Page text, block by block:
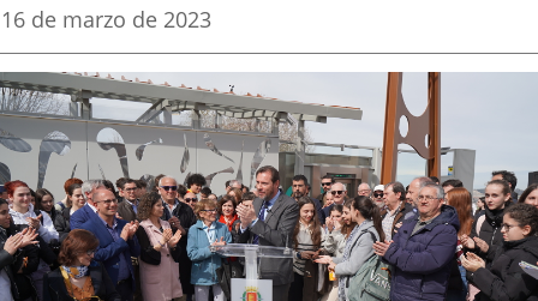
aplicación
externa.
aplicación
externa.
Fecha
la
noticia
16 de marzo de 2023